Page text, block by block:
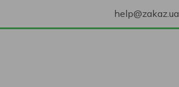
help@zakaz.ua